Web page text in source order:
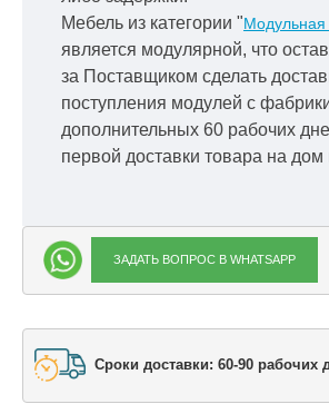
Мебель из категории "
является модулярной, что
за Поставщиком сделать
поступления модулей с
дополнительных 60 рабочих
первой доставки товара на дом
ЗАДАТЬ ВОПРОС В WHATSAPP
Сроки доставки: 60-90 рабочих